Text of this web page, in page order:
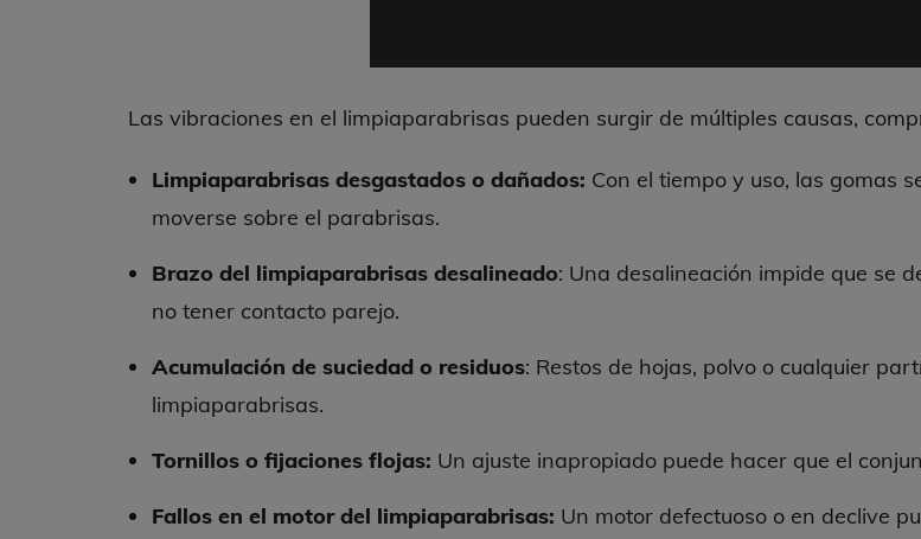
Las vibraciones en el limpiaparabrisas pueden surgir de múltiples causas,
Limpiaparabrisas desgastados o dañados: Con el tiempo y uso, las gomas
moverse sobre el parabrisas.
Brazo del limpiaparabrisas desalineado: Una desalineación impide que se
no tener contacto parejo.
Acumulación de suciedad o residuos: Restos de hojas, polvo o cualquier
limpiaparabrisas.
Tornillos o fijaciones flojas: Un ajuste inapropiado puede hacer que el
Fallos en el motor del limpiaparabrisas: Un motor defectuoso o en declive